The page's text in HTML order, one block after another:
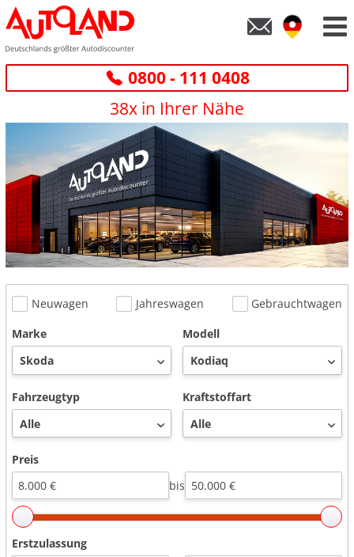
0800 - 111 0408
38x in Ihrer Nähe
Neuwagen Jahreswagen
Gebrauchtwagen
Marke
Modell
Fahrzeugtyp Kraftstoffart
Preis
bis
Erstzulassung